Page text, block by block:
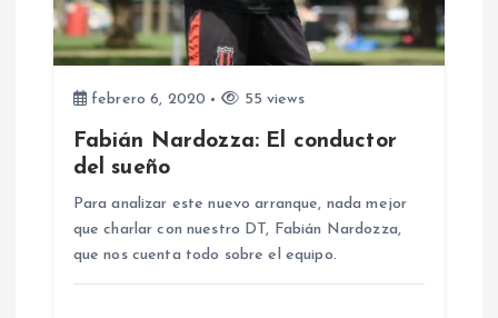
febrero 6, 2020 55 views
Fabián Nardozza: El conductor
del sueño
Para analizar este nuevo arranque, nada mejor
que charlar con nuestro DT, Fabián Nardozza,
que nos cuenta todo sobre el equipo.